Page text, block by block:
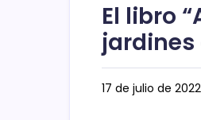
El libro
jardines
17 de julio de 2022